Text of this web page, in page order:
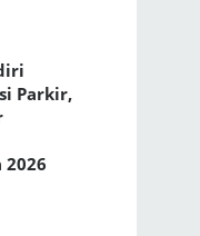
Parkir,